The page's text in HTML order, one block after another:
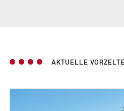
AKTUELLE